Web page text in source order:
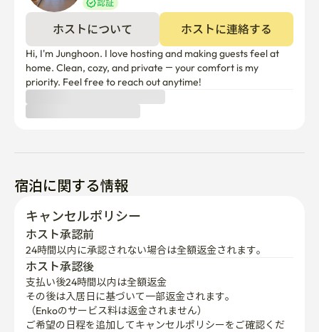
認証
ホストについて ホストに連絡する
Hi, I'm Junghoon. I love hosting and making guests feel at
home. Clean, cozy, and private — your comfort is my
宿泊に関する情報
キャンセルポリシー
ホスト承認前
24時間以内に承認されない場合は全額返金されます。
ホスト承認後
支払い後24時間以内は全額返金
その後は入居日に基づいて一部返金されます。
（Enkoのサービス料は返金されません）
ご希望の日程を追加してキャンセルポリシーをご確認くだ